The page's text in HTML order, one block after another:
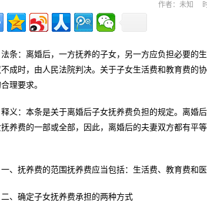
作者：未知
法条：离婚后，一方抚养的子女，另一方应负担必要的
成时，由人民法院判决。关于子女生活费和教育费的
理要求。
释义：本条是关于离婚后子女抚养费负担的规定。离婚
养费的一部或全部，因此，离婚后的夫妻双方都有平
一、抚养费的范围抚养费应当包括：生活费、教育费和医
二、确定子女抚养费承担的两种方式